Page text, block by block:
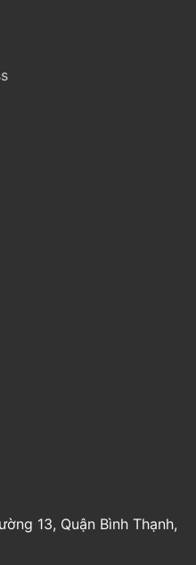
13, Quận Bình Thạnh,